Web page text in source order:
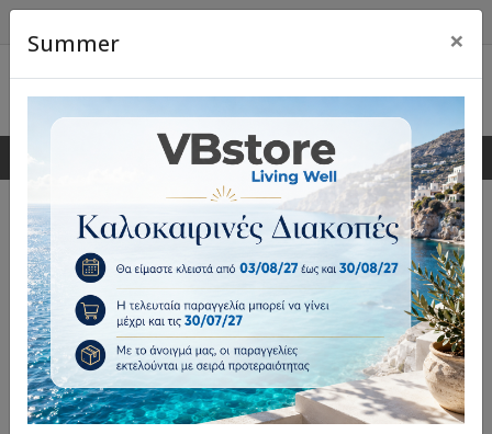
0 0
Summer ×